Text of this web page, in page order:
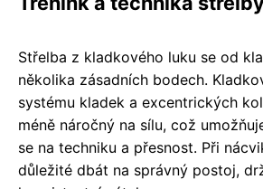
Střelba z kladkového luku se od
několika zásadních bodech.
systému kladek a excentrických
méně náročný na sílu, což
se na techniku a přesnost. Při
důležité dbát na správný postoj,